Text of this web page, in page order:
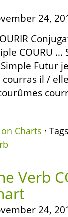
24,
COURU
Futur
il /
Charts ·
Verb
24,